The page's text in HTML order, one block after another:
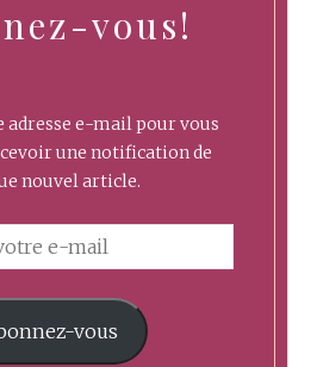
vous!
adresse e-mail pour vous
une notification de
nouvel article.
vous